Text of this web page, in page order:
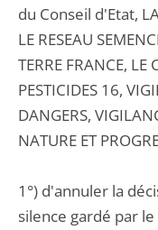
du Conseil d'Etat,
LE RESEAU
TERRE FRANCE, LE
PESTICIDES 16,
DANGERS,
NATURE ET
1°) d'annuler la
silence gardé par